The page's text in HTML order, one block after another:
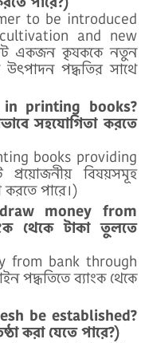
to be introduced
and new
একজন কৃষককে নতুন
পদ্ধতির সাথে
printing books?
সহযোগিতা করতে
books providing
প্রয়োজনীয় বিষয়সমূহ
পারে।)
money from
থেকে টাকা তুলতে
from bank through
ব্যাংক থেকে
be established?
করা যেতে পারে?)